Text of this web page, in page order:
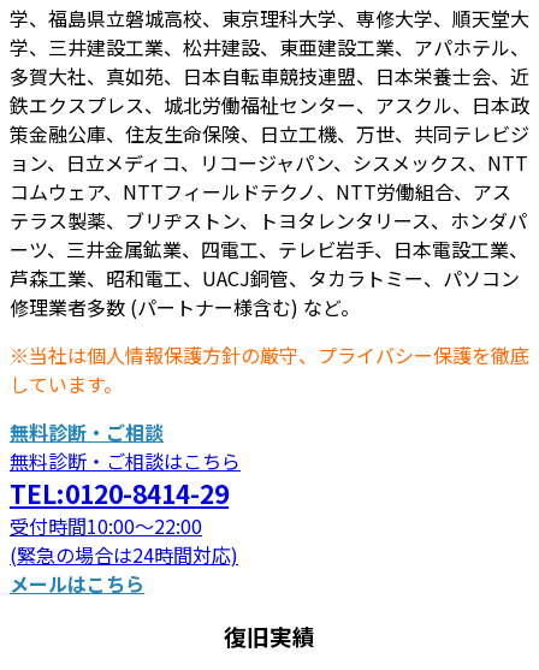
学、福島県立磐城高校、東京理科大学、専修大学、順天堂大
学、三井建設工業、松井建設、東亜建設工業、アパホテル、
多賀大社、真如苑、日本自転車競技連盟、日本栄養士会、近
鉄エクスプレス、城北労働福祉センター、アスクル、日本政
策金融公庫、住友生命保険、日立工機、万世、共同テレビジ
ョン、日立メディコ、リコージャパン、シスメックス、NTT
コムウェア、NTTフィールドテクノ、NTT労働組合、アス
テラス製薬、ブリヂストン、トヨタレンタリース、ホンダパ
ーツ、三井金属鉱業、四電工、テレビ岩手、日本電設工業、
芦森工業、昭和電工、UACJ銅管、タカラトミー、パソコン
修理業者多数 (パートナー様含む) など。
※当社は個人情報保護方針の厳守、プライバシー保護を徹底
しています。
無料診断・ご相談
無料診断・ご相談はこちら
TEL:0120-8414-29
受付時間10:00～22:00
(緊急の場合は24時間対応)
メールはこちら
復旧実績